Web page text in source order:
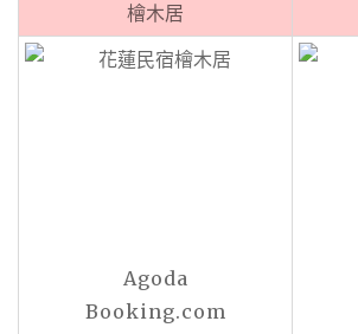
檜木居
Agoda
Booking.com